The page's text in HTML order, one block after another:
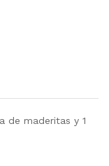
de maderitas y 1